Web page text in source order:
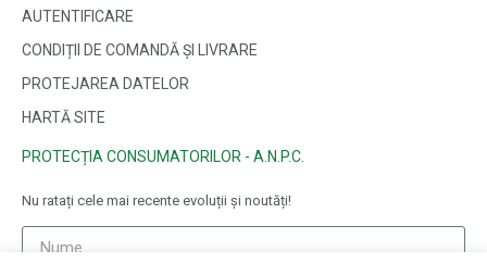
AUTENTIFICARE
CONDIȚII DE COMANDĂ ȘI LIVRARE
PROTEJAREA DATELOR
HARTĂ SITE
PROTECȚIA CONSUMATORILOR - A.N.P.C.
Nu ratați cele mai recente evoluții și noutăți!